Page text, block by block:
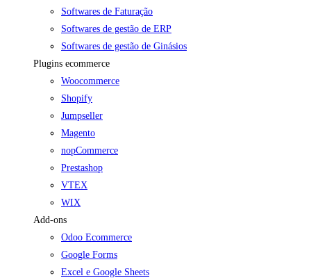
Softwares de Faturação
Softwares de gestão de ERP
Softwares de gestão de Ginásios
Plugins ecommerce
Woocommerce
Shopify
Jumpseller
Magento
nopCommerce
Prestashop
VTEX
WIX
Add-ons
Odoo Ecommerce
Google Forms
Excel e Google Sheets